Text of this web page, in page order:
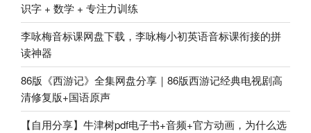
识字 + 数学 + 专注力训练
李咏梅音标课网盘下载，李咏梅小初英语音标课衔接的拼
读神器
86版《西游记》全集网盘分享｜86版西游记经典电视剧高
清修复版+国语原声
【自用分享】牛津树pdf电子书+音频+官方动画，为什么选